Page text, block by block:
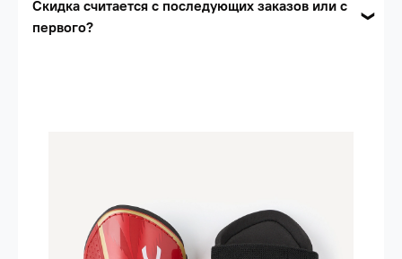
Сумма скидки зависит от стоимости вашего
(33%)
- сумма всех заказов за 6 месяцев
80.000 рублей
Скидка считается с последующих заказов или с
первого?